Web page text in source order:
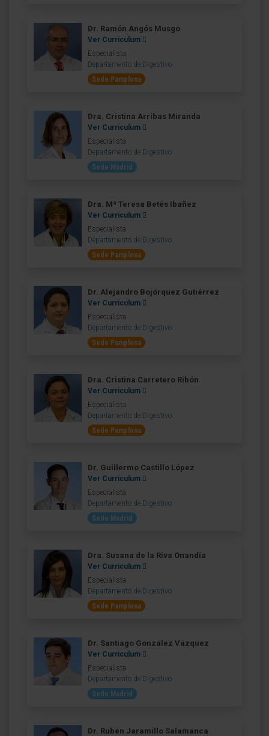
Dr. Ramón Angós Musgo
Ver Curriculum
Especialista
Departamento de Digestivo
Sede Pamplona
Dra. Cristina Arribas Miranda
Ver Curriculum
Especialista
Departamento de Digestivo
Sede Madrid
Dra. Mª Teresa Betés Ibañez
Ver Curriculum
Especialista
Departamento de Digestivo
Sede Pamplona
Dr. Alejandro Bojórquez Gutiérrez
Ver Curriculum
Especialista
Departamento de Digestivo
Sede Pamplona
Dra. Cristina Carretero Ribón
Ver Curriculum
Especialista
Departamento de Digestivo
Sede Pamplona
Dr. Guillermo Castillo López
Ver Curriculum
Especialista
Departamento de Digestivo
Sede Madrid
Dra. Susana de la Riva Onandía
Ver Curriculum
Especialista
Departamento de Digestivo
Sede Pamplona
Dr. Santiago González Vázquez
Ver Curriculum
Especialista
Departamento de Digestivo
Sede Madrid
Dr. Rubén Jaramillo Salamanca